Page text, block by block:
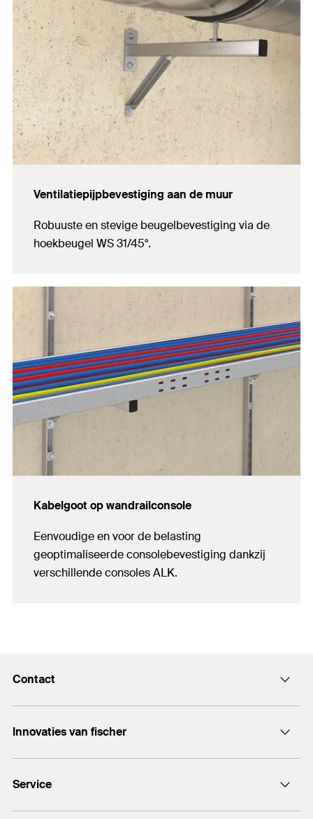
Ventilatiepijpbevestiging aan de muur
Robuuste en stevige beugelbevestiging via de
hoekbeugel WS 31/45°.
Kabelgoot op wandrailconsole
Eenvoudige en voor de belasting
geoptimaliseerde consolebevestiging dankzij
verschillende consoles ALK.
Contact
info@fischer.nl
+31 35 6 95 66 66
Innovaties van fischer
DuoSeal
Traploze stelschroef FAFS
Service